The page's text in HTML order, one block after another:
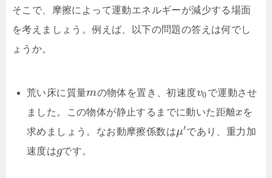
そこで、摩擦によって運動エネルギーが減少する場面
を考えましょう。例えば、以下の問題の答えは何でし
ょうか。
荒い床に質量mの物体を置き、初速度v0で運動させ
ました。この物体が静止するまでに動いた距離x を
求めましょう。なお動摩擦係数はμ′であり、重力加
速度はgです。